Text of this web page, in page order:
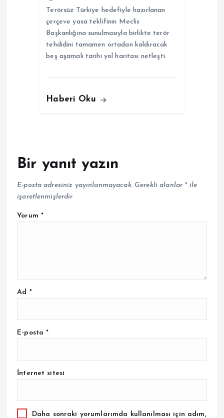
Terörsüz Türkiye hedefiyle hazırlanan
çerçeve yasa teklifinin Meclis
Başkanlığına sunulmasıyla birlikte terör
tehdidini tamamen ortadan kaldıracak
beş aşamalı tarihi yol haritası netleşti.
Haberi Oku
Bir yanıt yazın
E-posta adresiniz yayınlanmayacak. Gerekli alanlar *ile
işaretlenmişlerdir
Yorum *
Ad *
E-posta*
İnternet sitesi
Daha sonraki yorumlarımda kullanılması için adım,